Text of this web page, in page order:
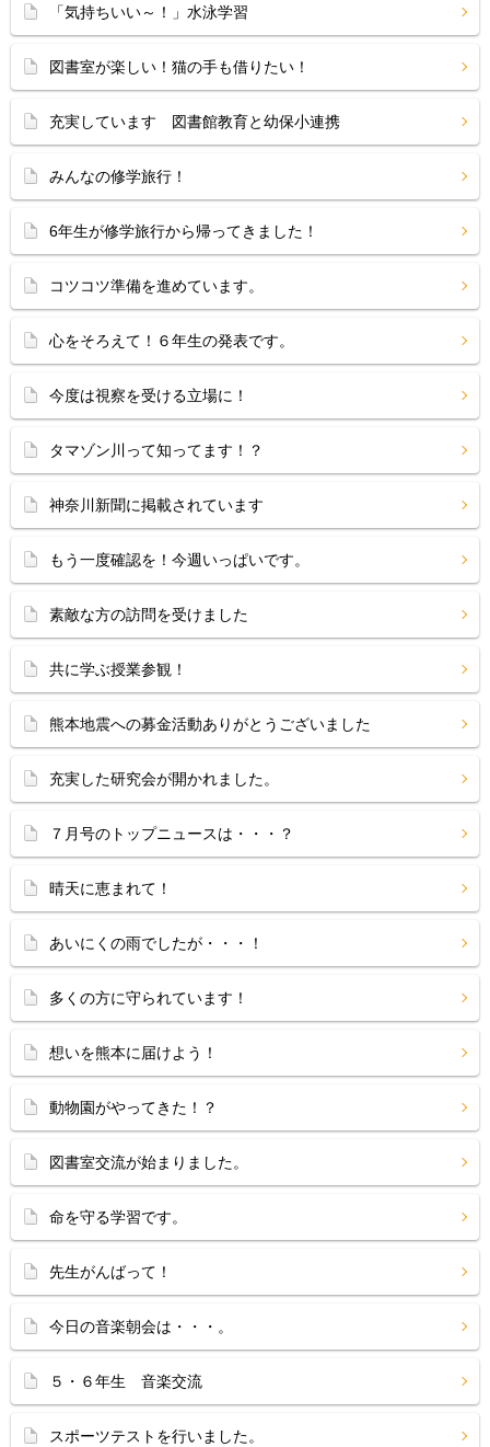
「気持ちいい～！」水泳学習
図書室が楽しい！猫の手も借りたい！
充実しています 図書館教育と幼保小連携
みんなの修学旅行！
6年生が修学旅行から帰ってきました！
コツコツ準備を進めています。
心をそろえて！６年生の発表です。
今度は視察を受ける立場に！
タマゾン川って知ってます！？
神奈川新聞に掲載されています
もう一度確認を！今週いっぱいです。
素敵な方の訪問を受けました
共に学ぶ授業参観！
熊本地震への募金活動ありがとうございました
充実した研究会が開かれました。
７月号のトップニュースは・・・？
晴天に恵まれて！
あいにくの雨でしたが・・・！
多くの方に守られています！
想いを熊本に届けよう！
動物園がやってきた！？
図書室交流が始まりました。
命を守る学習です。
先生がんばって！
今日の音楽朝会は・・・。
５・６年生 音楽交流
スポーツテストを行いました。